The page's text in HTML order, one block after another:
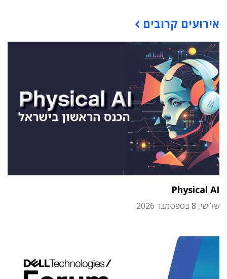
אירועים קרובים
Physical AI
שלישי, 8 בספטמבר 2026